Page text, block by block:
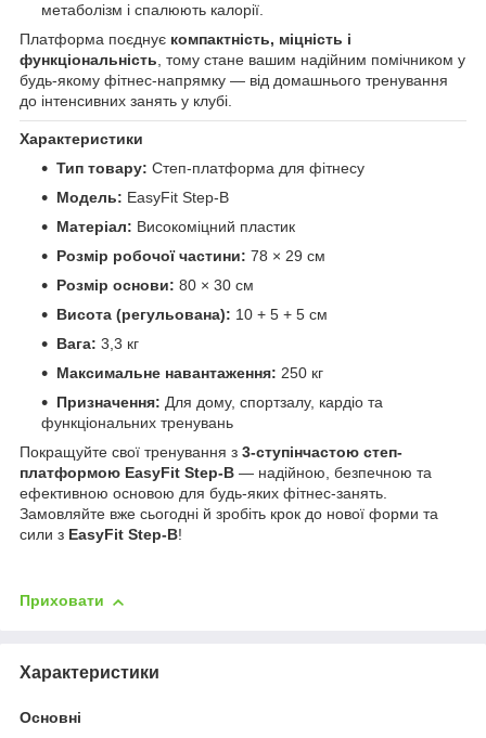
метаболізм і спалюють калорії.
Платформа поєднує компактність, міцність і
функціональність, тому стане вашим надійним помічником у
будь-якому фітнес-напрямку — від домашнього тренування
до інтенсивних занять у клубі.
Характеристики
Тип товару: Степ-платформа для фітнесу
Модель: EasyFit Step-B
Матеріал: Високоміцний пластик
Розмір робочої частини: 78 × 29 см
Розмір основи: 80 × 30 см
Висота (регульована): 10 + 5 + 5 см
Вага: 3,3 кг
Максимальне навантаження: 250 кг
Призначення: Для дому, спортзалу, кардіо та
функціональних тренувань
Покращуйте свої тренування з 3-ступінчастою степ-
платформою EasyFit Step-B — надійною, безпечною та
ефективною основою для будь-яких фітнес-занять.
Замовляйте вже сьогодні й зробіть крок до нової форми та
сили з EasyFit Step-B!
Приховати
Характеристики
Основні